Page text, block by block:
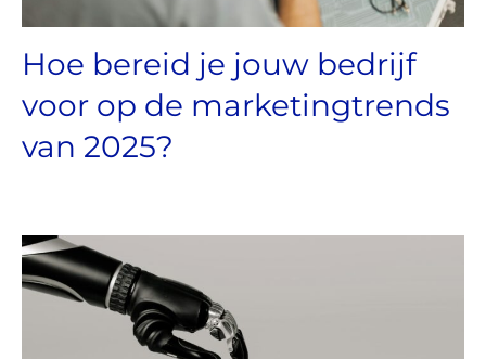
Hoe bereid je jouw bedrijf
voor op de marketingtrends
van 2025?